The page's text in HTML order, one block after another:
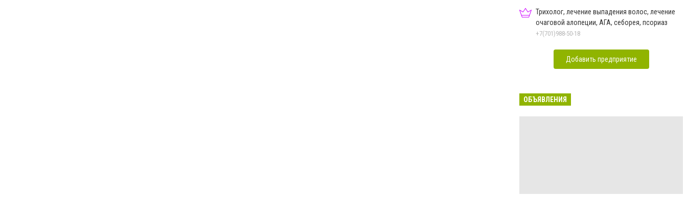
Трихолог, лечение выпадения волос, лечение
очаговой алопеции, АГА, себорея, псориаз
+7(701)988-50-18
Добавить предприятие
ОБЪЯВЛЕНИЯ